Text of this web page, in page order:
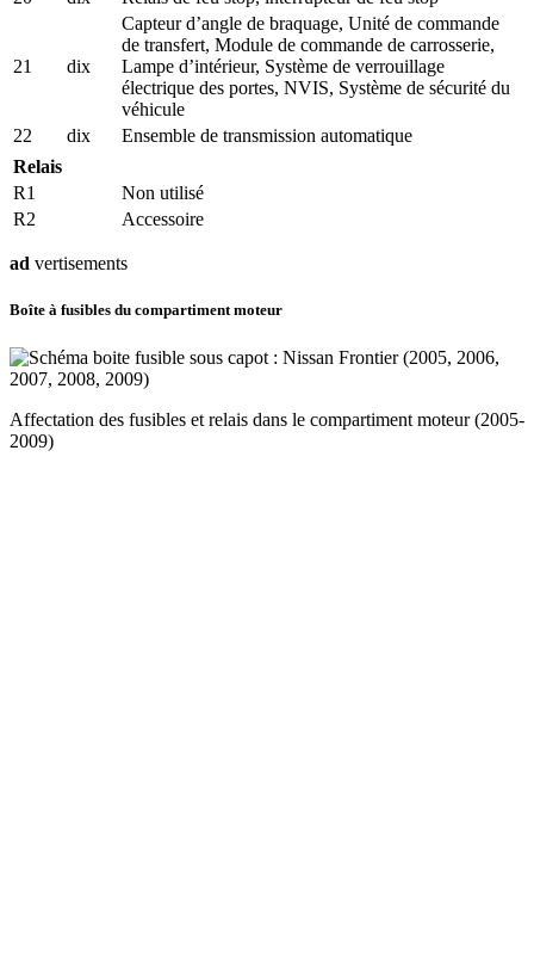
21 dix
Capteur d’angle de braquage, Unité de commande
de transfert, Module de commande de carrosserie,
Lampe d’intérieur, Système de verrouillage
électrique des portes, NVIS, Système de sécurité du
véhicule
22
dix
Ensemble de transmission automatique
Relais
R1
Non utilisé
R2
Accessoire
ad vertisements
Boîte à fusibles du compartiment moteur
Affectation des fusibles et relais dans le compartiment moteur (2005-
2009)